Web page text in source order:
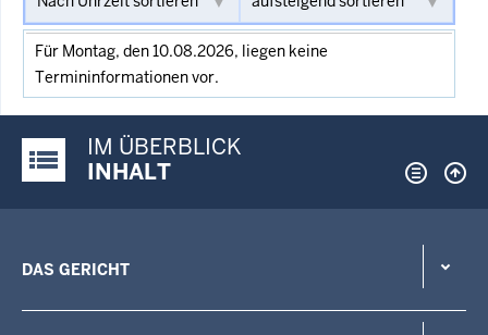
Für Montag, den 10.08.2026, liegen keine
Termininformationen vor.
Justiz-Portal im Überblick:
IM ÜBERBLICK
INHALT
DAS GERICHT